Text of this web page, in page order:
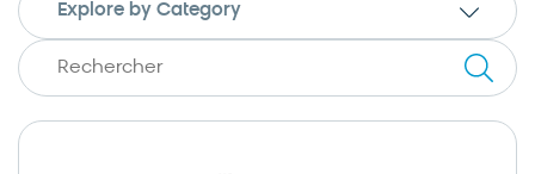
Explore by Category